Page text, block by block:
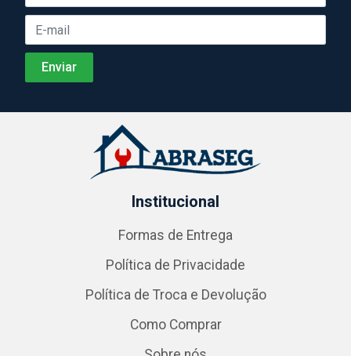
Institucional
Formas de Entrega
Política de Privacidade
Política de Troca e Devolução
Como Comprar